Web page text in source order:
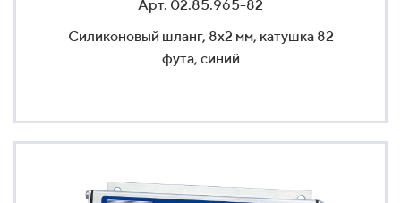
Арт. 02.85.965-82
Силиконовый шланг, 8x2 мм, катушка 82
фута, синий